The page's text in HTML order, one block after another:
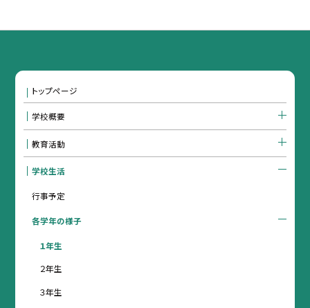
トップページ
学校概要
教育活動
学校生活
行事予定
各学年の様子
１年生
２年生
３年生